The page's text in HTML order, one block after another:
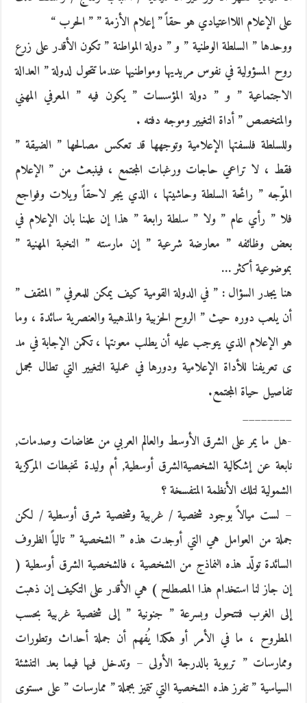
على الإعلام اللااعتيادي هو حقاً ” إعلام الأزمة ” ” الحرب “
ووحدها ” السلطة الوطنية ” و ” دولة المواطنة ” تكون الأقدر على زرع
روح المسؤولية في نفوس مريديها ومواطنيها عندما تتحول لدولة ” العدالة
الاجتماعية ” و ” دولة المؤسسات ” يكون فيه ” المعرفي المهني
والمتخصص ” أداة التغيير وموجه دفته .
وللسلطة فلسفتها الإعلامية وتوجهها قد تعكس مصالحها ” الضيقة ”
فقط ، لا تراعي حاجات ورغبات المجتمع ، فينبعث من ” الإعلام
الموّجه ” رائحة السلطة وحاشيتها ، الذي يجر لاحقاً ويلات وفواجع
فلا ” رأي عام ” ولا ” سلطة رابعة ” هذا إن علمنا بان الإعلام في
بعض وظائفه ” معارضة شرعية ” إن مارسته ” النخبة المهنية ”
بموضوعية أكثر …
هنا يجدر السؤال : ” في الدولة القومية كيف يمكن للمعرفي ” المثقف ”
أن يلعب دوره حيث ” الروح الحزبية والمذهبية والعنصرية سائدة ، وما
هو الإعلام الذي يتوجب عليه أن يطلب معونتها ، تكمن الإجابة في مد
ى تعريفنا للأداة الإعلامية ودورها في عملية التغيير التي تطال مجمل
تفاصيل حياة المجتمع.
________
-هل ما يمر على الشرق الأوسط والعالم العربي من مخاضات وصدمات,
نابعة عن إشكالية الشخصيةالشرق أوسطية, أم وليدة تخبطات المركزية
الشمولية لتلك الأنظمة المتفسخة ؟
– لست ميالاً بوجود شخصية / غربية وشخصية شرق أوسطية / لكن
جملة من العوامل هي التي أوجدت هذه ” الشخصية ” تالياً الظروف
السائدة تولّد هذه النماذج من الشخصية ، فالشخصية الشرق أوسطية (
إن جاز لنا استخدام هذا المصطلح ) هي الأقدر على التكيف إن ذهبت
إلى الغرب فتتحول وبسرعة ” جنونية ” إلى شخصية غربية بحسب
المطروح ، ما في الأمر أو هكذا يُفهم أن جملة أحداث وتطورات
وممارسات ” تربوية بالدرجة الأولى – وتدخل فيها فيما بعد التنشئة
السياسية ” تفرز هذه الشخصية التي تتميز بجملة ” ممارسات ” على مستوى